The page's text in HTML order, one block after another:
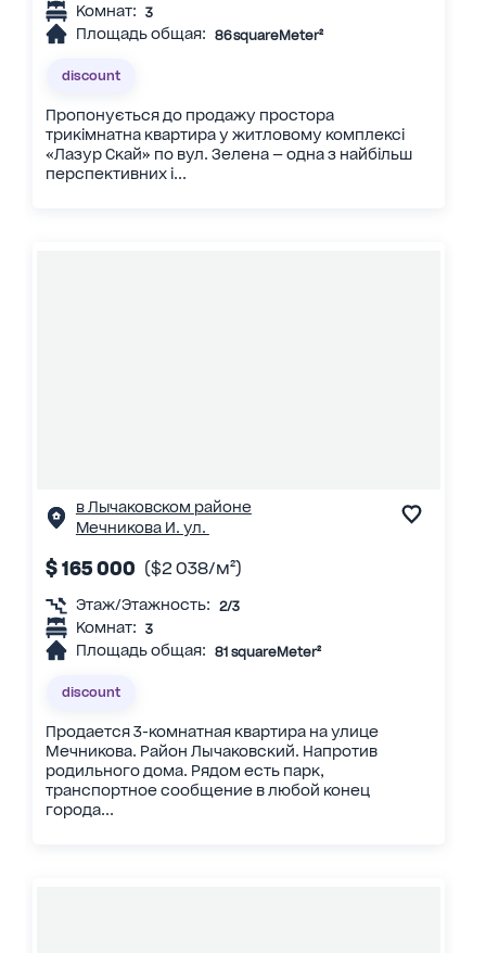
Комнат: 3
Площадь общая: 86 squareMeter²
discount
Пропонується до продажу простора
трикімнатна квартира у житловому комплексі
«Лазур Скай» по вул. Зелена — одна з найбільш
перспективних і...
в Лычаковском районе
Мечникова И. ул.
$ 165 000 ($2 038/м²)
Этаж/Этажность: 2/3
Комнат: 3
Площадь общая: 81 squareMeter²
discount
Продается 3-комнатная квартира на улице
Мечникова. Район Лычаковский. Напротив
родильного дома. Рядом есть парк,
транспортное сообщение в любой конец
города...